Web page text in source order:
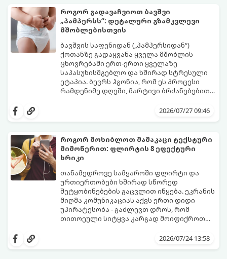
როგორ გადავაჩვიოთ ბავშვი
„პამპერსს“: დეტალური გზამკვლევი
მშობლებისთვის
ბავშვის საფენიდან („პამპერსიდან“)
ქოთანზე გადაყვანა ყველა მშობლის
ცხოვრებაში ერთ-ერთი ყველაზე
საპასუხისმგებლო და ხშირად სტრესული
ეტაპია. ბევრს ჰგონია, რომ ეს პროცესი
რამდენიმე დღეში, მარტივი ბრძანებებით
ფიზიოლოგიური და ფსიქოლოგიური
მოთმინებას მოითხოვს.
როგორ გახადოთ ეს პროცესი2026/07/27 09:46
როგორ მოხიბლოთ მამაკაცი ტექსტური
მიმოწერით: ფლირტის 8 ეფექტური
ხრიკი
თანამედროვე სამყაროში ფლირტი და
ურთიერთობები ხშირად სწორედ
შეტყობინებების გაცვლით იწყება. ეკრანის
მიღმა კომუნიკაციას აქვს ერთი დიდი
უპირატესობა - გაძლევთ დროს, რომ
თითოეული სიტყვა კარგად მოიფიქროთ
მოაცილოს და მოუთმენლად ელოდოს
2026/07/24 13:58